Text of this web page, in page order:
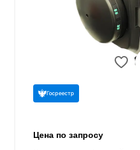
Госреестр
Цена по запросу